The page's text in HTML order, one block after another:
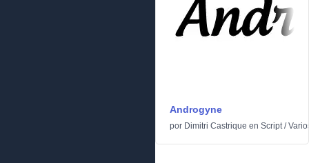
Androgyne
por Dimitri Castrique en Script/